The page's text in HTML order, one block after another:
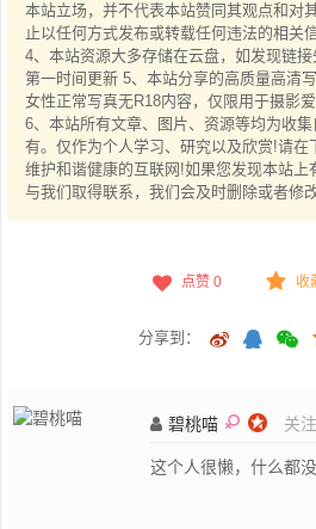
本站立场，并不代表本站赞同其观点和对
止以任何方式发布或转载任何违法的相关
4、本站资源大多存储在云盘，如发现链
第一时间更新 5、本站分享的高质量高清
女性正常写真无R18内容，仅限用于摄影
6、本站所有文章、图片、资源等均为收
有。仅作为个人学习、研究以及欣赏!请在
维护和谐健康的互联网!如果您发现本站上
与我们取得联系，我们会及时删除或者修改
点赞 0 收
分享到：
碧桃喵 关注
这个人很懒，什么都